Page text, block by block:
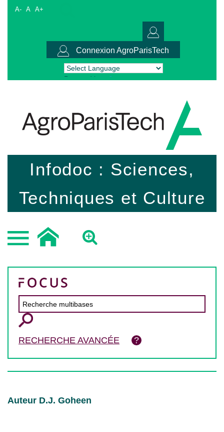
A- A A+
Connexion AgroParisTech
Powered by Translate
Infodoc : Sciences,
Techniques et Culture
RECHERCHE AVANCÉE
Auteur D.J. Goheen